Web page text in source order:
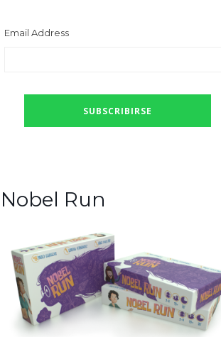
Email Address
Nobel Run